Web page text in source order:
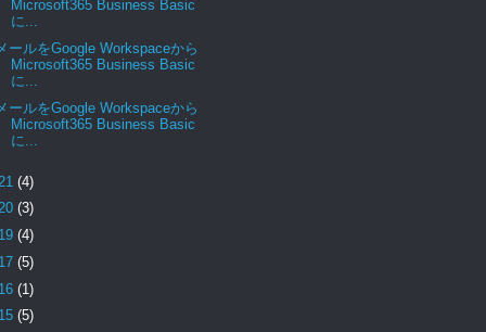
Microsoft365 Business Basic
に...
ールをGoogle Workspaceから
Microsoft365 Business Basic
に...
メールをGoogle Workspaceから
Microsoft365 Business Basic
に...
(4)
(3)
(4)
(5)
(1)
(5)